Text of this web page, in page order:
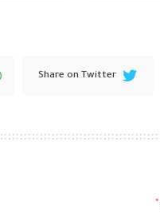
Share on Twitter
*